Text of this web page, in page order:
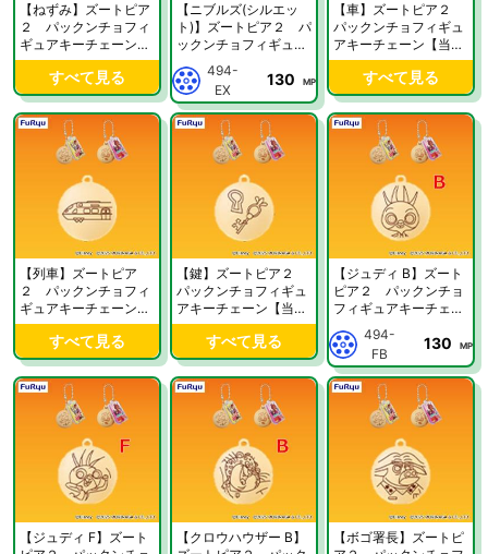
【ねずみ】ズートピア
２ パックンチョフィ
ギュアキーチェーン
【当社限定】
すべて見る
【ニブルズ(シルエッ
ト)】ズートピア２ パ
ックンチョフィギュア
キーチェーン【当社限
定】
494-
EX
130 MP
【車】ズートピア２
パックンチョフィギュ
アキーチェーン【当社
限定】
すべて見る
【列車】ズートピア
２ パックンチョフィ
ギュアキーチェーン
【当社限定】
すべて見る
【鍵】ズートピア２
パックンチョフィギュ
アキーチェーン【当社
限定】
すべて見る
【ジュディ B】ズート
ピア２ パックンチョ
フィギュアキーチェー
ン【当社限定】
494-
FB
130 MP
【ジュディ F】ズート
【クロウハウザー B】
【ボゴ署長】ズートピ